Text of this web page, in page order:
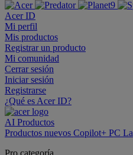
Acer ID
Mi perfil
Mis productos
Registrar un producto
Mi comunidad
Cerrar sesión
Iniciar sesión
Registrarse
¿Qué es Acer ID?
AI Productos
Productos nuevos Copilot+ PC
Pro categoría